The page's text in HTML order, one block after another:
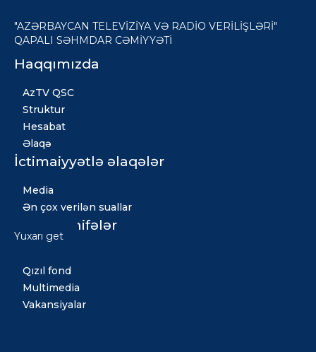
"AZƏRBAYCAN TELEVİZİYA VƏ RADİO VERİLİŞLƏRİ"
QAPALI SƏHMDAR CƏMİYYƏTİ
Haqqımızda
AzTV QSC
Struktur
Hesabat
Əlaqə
İctimaiyyətlə əlaqələr
Media
Ən çox verilən suallar
Digər səhifələr
Qızıl fond
Multimedia
Vakansiyalar
Yuxarı get